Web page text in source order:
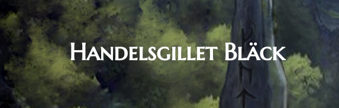
Handelsgillet Bläck